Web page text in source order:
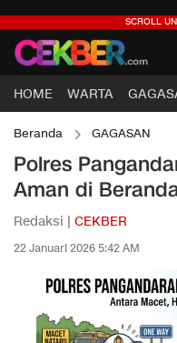
HOME WARTA
Beranda GAGASAN
Polres
Aman di
Redaksi | CEKBER
22 Januari 2026 5:42 AM